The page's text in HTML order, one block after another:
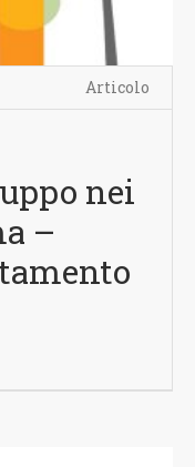
Articolo
nei
–